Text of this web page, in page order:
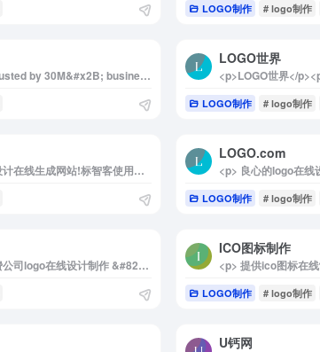
LOGO制作 # logo制作
<p>Try our free logo maker. Trusted by 30M&#x2B; businesses, our online logo generator makes it easy to find the best logo for your business. Make your logo now!&#xA;</p><p>Create your logo design with our free logo maker in few minutes</p>
LOGO世界
LOGO制作 # logo制作
<p> 800万人使用的LOGO免费设计在线生成网站!标智客使用AIGC技术为品牌在线生成logo,智能化生成公司logo设计,商标设计,标志设计及企业VI设计. 标志客可1分钟生成个性化logo设计和VI设计，源文件可下载! </p>
LOGO.com
LOGO制作 # logo制作
<p> AI Logo设计一键生成，免费公司logo在线设计制作 &#8211; AiLOGO </p>
ICO图标制作
LOGO制作 # logo制作
U钙网